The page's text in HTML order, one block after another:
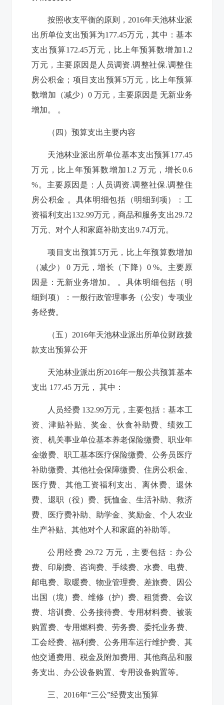
按照收支平衡的原则，2016年天池林业派
出所单位支出预算为177.45万元，其中：基本
支出预算172.45万元， 比上年预算数增加1.2
万元，主要原因是人员调资.调整社保.调整住
房公积金； 项目支出预算5万元， 比上年预算
数增加（减少）0 万元，主要原因是 无新业务
增加。 。
（四）预算支出主要内容
天池林业派出所单位基本支出预算177.45
万元， 比上年预算数增加1.2 万元，增长0.6
%。主要原因是：人员调资.调整社保.调整住
房公积金 。 具体明细包括（明细到项）：工
资福利支出132.99万元，商品和服务支出29.72
万元、对个人和家庭补助支出9.74万元。
项目支出预算5万元， 比上年预算数增加
（减少） 0 万元，增长（下降）0 %。主要原
因是：无新业务增加。 。 具体明细包括（明
细到项）：一般行政管理事务（公安）专项业
务经费。
（五）2016年天池林业派出所单位财政拨
款支出预算公开
天池林业派出所2016年一般公共预算基本
支出 177.45 万元， 其中：
人员经费 132.99万元，主要包括：基本工
资、津贴补贴、奖金、伙食补助费、绩效工
资、机关事业单位基本养老保险缴费、职业年
金缴费、职工基本医疗保险缴费、公务员医疗
补助缴费、其他社会保障缴费、住房公积金、
医疗费、其他工资福利支出、离休费、退休
费、退职（役）费、抚恤金、生活补助、救济
费、医疗费补助、助学金、奖励金、个人农业
生产补贴、其他对个人和家庭的补助等。
公用经费 29.72 万元，主要包括：办公
费、印刷费、咨询费、手续费、水费、电费、
邮电费、取暖费、物业管理费、差旅费、因公
出国（境）费、维修（护）费、租赁费、会议
费、培训费、公务接待费、专用材料费、被装
购置费、专用燃料费、劳务费、委托业务费、
工会经费、福利费、公务用车运行维护费、其
他交通费用、税金及附加费用、其他商品和服
务支出、办公设备购置、专用设备购置等。
三、2016年“三公”经费支出预算